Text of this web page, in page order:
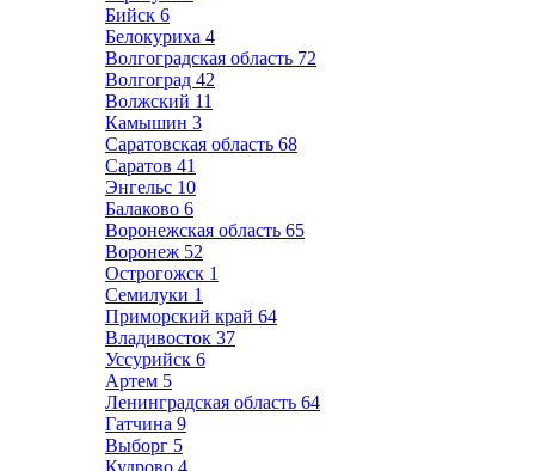
Бийск 6
Белокуриха 4
Волгоградская область 72
Волгоград 42
Волжский 11
Камышин 3
Саратовская область 68
Саратов 41
Энгельс 10
Балаково 6
Воронежская область 65
Воронеж 52
Острогожск 1
Семилуки 1
Приморский край 64
Владивосток 37
Уссурийск 6
Артем 5
Ленинградская область 64
Гатчина 9
Выборг 5
Кудрово 4